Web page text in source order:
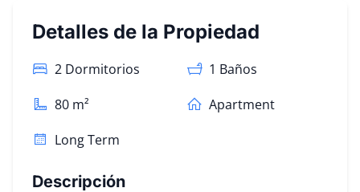
Detalles de la Propiedad
2 Dormitorios 1 Baños
80 m²
Apartment
Long Term
Descripción